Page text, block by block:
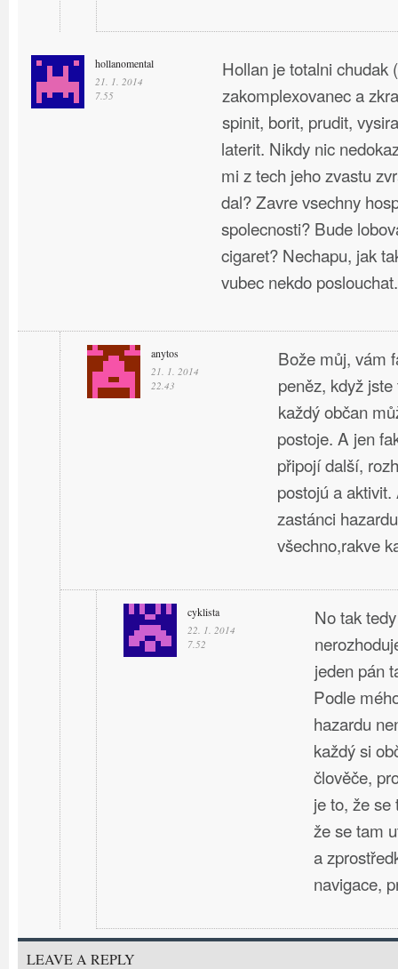
hollanomental
21. 1. 2014
7.55
Hollan je totalni chudak
zakomplexovanec a
spinit, borit, prudit,
laterit. Nikdy nic
mi z tech jeho zvastu
dal? Zavre vsechny
spolecnosti? Bude
cigaret? Nechapu, jak
vubec nekdo poslouchat.
anytos
21. 1. 2014
22.43
Bože můj, vám
peněz, když
každý občan
postoje. A jen
připojí další,
postojú a
zastánci
všechno,rakve
cyklista
22. 1. 2014
7.52
No tak
jeden pán
Podle
hazardu
každý si
člověče,
je to, že se
že se tam
a
navigace,
LEAVE A REPLY